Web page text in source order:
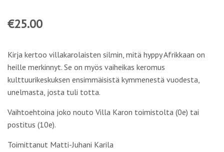
€25.00
Kirja kertoo villakarolaisten silmin, mitä hyppy Afrikkaan on
heille merkinnyt. Se on myös vaiheikas keromus
kulttuurikeskuksen ensimmäisistä kymmenestä vuodesta,
unelmasta, josta tuli totta.
Vaihtoehtoina joko nouto Villa Karon toimistolta (0e) tai
postitus (10e).
Toimittanut Matti-Juhani Karila